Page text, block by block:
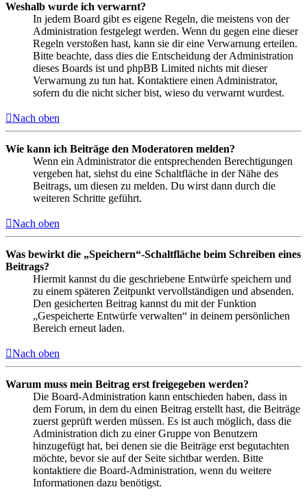
Weshalb wurde ich verwarnt?
In jedem Board gibt es eigene Regeln, die meistens von der
Administration festgelegt werden. Wenn du gegen eine dieser
Regeln verstoßen hast, kann sie dir eine Verwarnung erteilen.
Bitte beachte, dass dies die Entscheidung der Administration
dieses Boards ist und phpBB Limited nichts mit dieser
Verwarnung zu tun hat. Kontaktiere einen Administrator,
sofern du die nicht sicher bist, wieso du verwarnt wurdest.
Nach oben
Wie kann ich Beiträge den Moderatoren melden?
Wenn ein Administrator die entsprechenden Berechtigungen
vergeben hat, siehst du eine Schaltfläche in der Nähe des
Beitrags, um diesen zu melden. Du wirst dann durch die
weiteren Schritte geführt.
Nach oben
Was bewirkt die „Speichern“-Schaltfläche beim Schreiben eines
Beitrags?
Hiermit kannst du die geschriebene Entwürfe speichern und
zu einem späteren Zeitpunkt vervollständigen und absenden.
Den gesicherten Beitrag kannst du mit der Funktion
„Gespeicherte Entwürfe verwalten“ in deinem persönlichen
Bereich erneut laden.
Nach oben
Warum muss mein Beitrag erst freigegeben werden?
Die Board-Administration kann entschieden haben, dass in
dem Forum, in dem du einen Beitrag erstellt hast, die Beiträge
zuerst geprüft werden müssen. Es ist auch möglich, dass die
Administration dich zu einer Gruppe von Benutzern
hinzugefügt hat, bei denen sie die Beiträge erst begutachten
möchte, bevor sie auf der Seite sichtbar werden. Bitte
kontaktiere die Board-Administration, wenn du weitere
Informationen dazu benötigst.